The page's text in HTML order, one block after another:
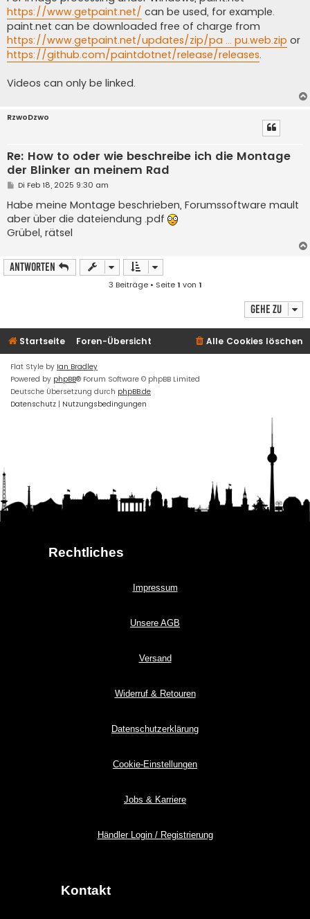
https://www.getpaint.net/ can be used, for example.
paint.net can be downloaded free of charge from
https://www.getpaint.net/updates/zip/pa ... pu.web.zip or
https://github.com/paintdotnet/release/releases.
Videos can only be linked.
RzwoDzwo
Re: How to oder wie beschreibe ich die Montage
der Blinker an meinem Rad
B
i
t
r
a
g
Di Feb 18, 2025 9:30 am
Habe meine Montage beschrieben, Forumssoftware mault
aber über die dateiendung .pdf
Grübel, rätsel
Antworten
3 Beiträge • Seite1 von 1
Gehe zu
Startseite Foren-Übersicht Alle Cookies löschen
Flat Style by Ian Bradley
Powered by phpBB® Forum Software © phpBB Limited
Deutsche Übersetzung durch phpBB.de
Datenschutz | Nutzungsbedingungen
Rechtliches
Impressum
Unsere AGB
Versand
Widerruf & Retouren
Datenschutzerklärung
Cookie-Einstellungen
Jobs & Karriere
Händler Login / Registrierung
Kontakt